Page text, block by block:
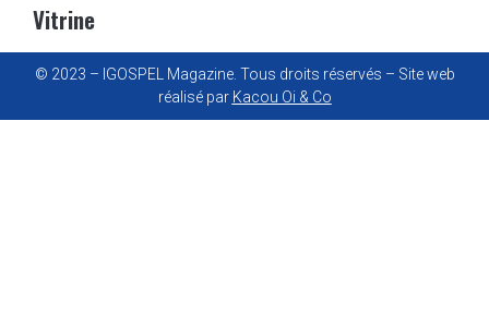
Vitrine
© 2023 – IGOSPEL Magazine. Tous droits réservés – Site web
réalisé par Kacou Oi & Co